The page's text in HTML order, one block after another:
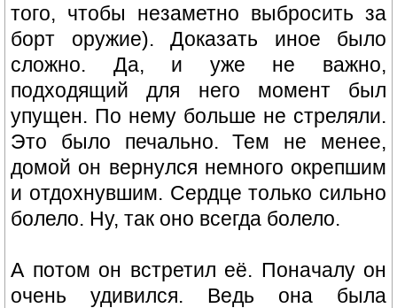
того, чтобы незаметно выбросить за
борт оружие). Доказать иное было
сложно. Да, и уже не важно,
подходящий для него момент был
упущен. По нему больше не стреляли.
Это было печально. Тем не менее,
домой он вернулся немного окрепшим
и отдохнувшим. Сердце только сильно
болело. Ну, так оно всегда болело.
А потом он встретил её. Поначалу он
очень удивился. Ведь она была